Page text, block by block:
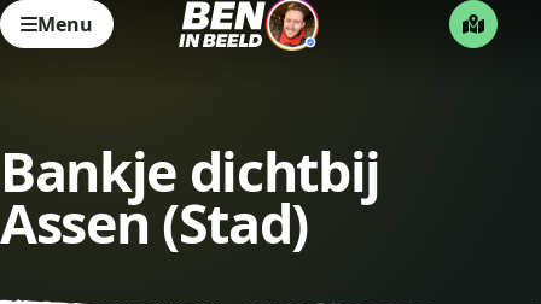
Menu
Bankje dichtbij
Assen (Stad)